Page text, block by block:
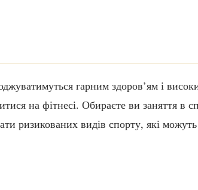
гарним здоров’ям і
на фітнесі. Обираєте ви заняття в
ризикованих видів спорту, які